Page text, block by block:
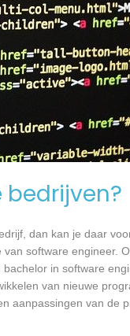
bedrijven?
dan kan je daar
software engineer.
in software
van nieuwe
aanpassingen van de